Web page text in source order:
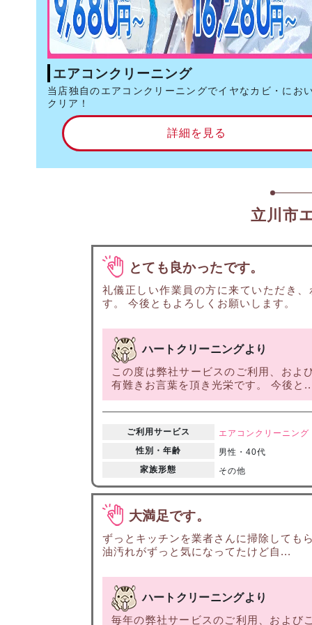
エアコンクリーニング
当店独自のエアコンクリーニングでイヤなカビ・にお
クリア！
詳細を見る
立川市
とても良かったです。
礼儀正しい作業員の方に来ていただき
す。 今後ともよろしくお願いします。
ハートクリーニングより
この度は弊社サービスのご利用、およ
有難きお言葉を頂き光栄です。 今後と
ご利用サービス
エアコンクリーニング
性別・年齢
男性・40代
家族形態
その他
大満足です。
ずっとキッチンを業者さんに掃除しても
油汚れがずっと気になってたけど自...
ハートクリーニングより
毎年の弊社サービスのご利用、および